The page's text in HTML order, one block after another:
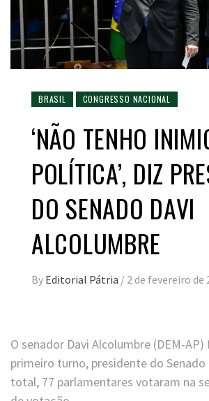
BRASIL CONGRESSO NACIONAL
‘NÃO TENHO
POLÍTICA’, DIZ
DO SENADO DAVI
ALCOLUMBRE
By Editorial Pátria / 2 de fevereiro de
O senador Davi Alcolumbre (DEM-
primeiro turno, presidente do
total, 77 parlamentares votaram na